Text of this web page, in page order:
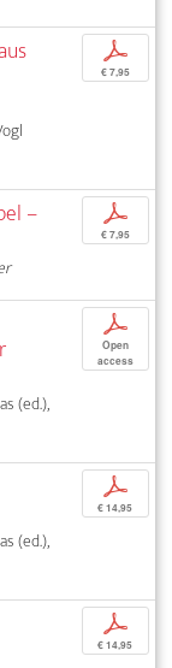
p
€ 7,95
– p
€ 7,95
(ed.),
p
Open
access
(ed.),
p
€ 14,95
p
€ 14,95